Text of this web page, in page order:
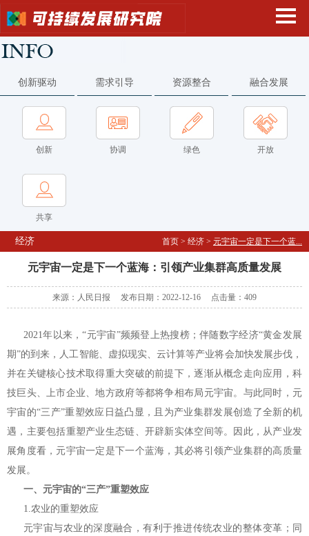
创新驱动 需求引导 资源整合 融合发展
创新 协调 绿色 开放
共享
首页 > 经济 > 元宇宙一定是下一个蓝...
经济
元宇宙一定是下一个蓝海：引领产业集群高质量发展
来源：人民日报 发布日期：2022-12-16 点击量： 409
2021年以来，“元宇宙”频频登上热搜榜；伴随数字经济“黄金发展
期”的到来，人工智能、虚拟现实、云计算等产业将会加快发展步伐，
并在关键核心技术取得重大突破的前提下，逐渐从概念走向应用，科
技巨头、上市企业、地方政府等都将争相布局元宇宙。与此同时，元
宇宙的“三产”重塑效应日益凸显，且为产业集群发展创造了全新的机
遇，主要包括重塑产业生态链、开辟新实体空间等。因此，从产业发
展角度看，元宇宙一定是下一个蓝海，其必将引领产业集群的高质量
发展。
一、元宇宙的“三产”重塑效应
1.农业的重塑效应
元宇宙与农业的深度融合，有利于推进传统农业的整体变革；同